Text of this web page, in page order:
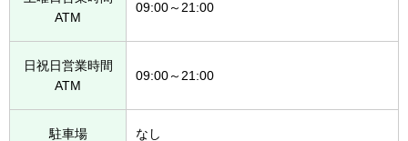
ATM
09:00～21:00
日祝日営業時間
ATM
09:00～21:00
駐車場 なし